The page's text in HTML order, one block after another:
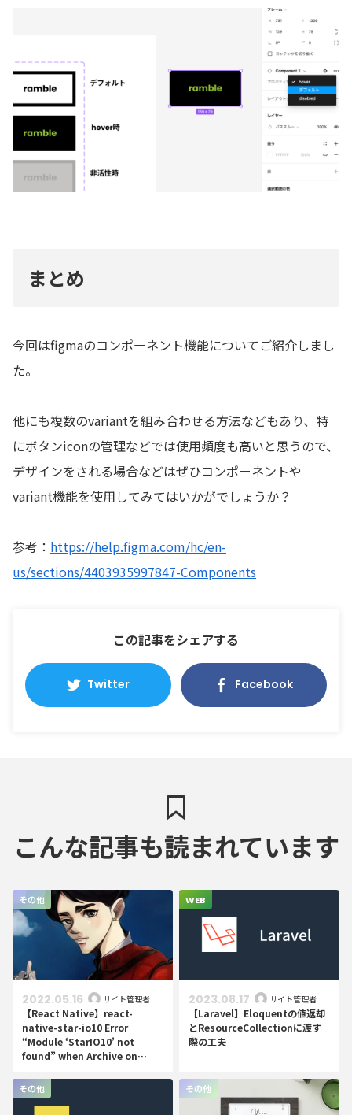
まとめ
今回はfigmaのコンポーネント機能についてご紹介しまし
た。
他にも複数のvariantを組み合わせる方法などもあり、特
にボタンiconの管理などでは使用頻度も高いと思うので、
デザインをされる場合などはぜひコンポーネントや
variant機能を使用してみてはいかがでしょうか？
参考： https://help.figma.com/hc/en-
us/sections/4403935997847-Components
この記事をシェアする
Twitter Facebook
こんな記事も読まれています
その他
【React Native】react-
native-star-io10 Error
“Module ‘StarIO10’ not
found” when Archive on
2022.05.16 サイト管理者
WEB
【Laravel】Eloquentの値返却
とResourceCollectionに渡す
際の工夫
2023.08.17 サイト管理者
その他 その他